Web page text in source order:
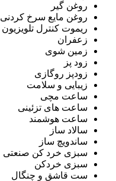
روغن گیر
روغن مایع سرخ کردنی
ریموت کنترل تلویزیون
زعفران
زمین شوی
زود پز
زودپز روگازی
زیبایی و سلامت
ساعت مچی
ساعت های تزئینی
ساعت هوشمند
سالاد ساز
ساندویچ ساز
سبزی خرد کن صنعتی
سبزی خردکن
ست قاشق و چنگال